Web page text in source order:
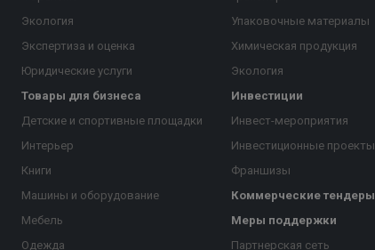
Экология
Экспертиза и оценка
Юридические услуги
Товары для бизнеса
Детские и спортивные площадки
Интерьер
Книги
Машины и оборудование
Мебель
Одежда
Упаковочные материалы
Химическая продукция
Экология
Инвестиции
Инвест-мероприятия
Инвестиционные проекты
Франшизы
Коммерческие тендеры
Меры поддержки
Партнерская сеть